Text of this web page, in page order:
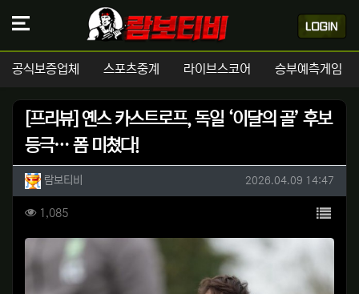
공식보증업체 스포츠중계 라이브스코어 승부예측게임
[프리뷰] 옌스 카스트로프, 독일 ‘이달의 골’ 후보
등극… 폼 미쳤다!
작성자 정보
람보티비 작성일
2026.04.09 14:47
컨텐츠 정보
1,085조회 목록
본문